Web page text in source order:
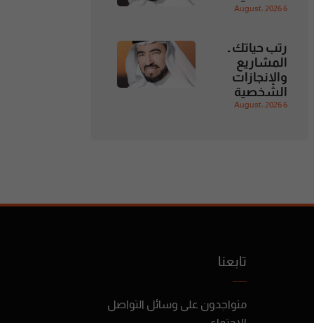
6 August، 2026
رتب حياتك ـ
المشاريع
والإنجازات
الشخصية
6 August، 2026
تابعنا
متواجدون على وسائل التواصل